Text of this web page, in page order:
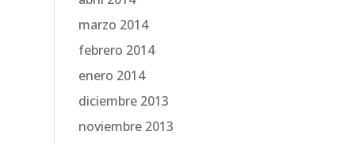
marzo 2014
febrero 2014
enero 2014
diciembre 2013
noviembre 2013